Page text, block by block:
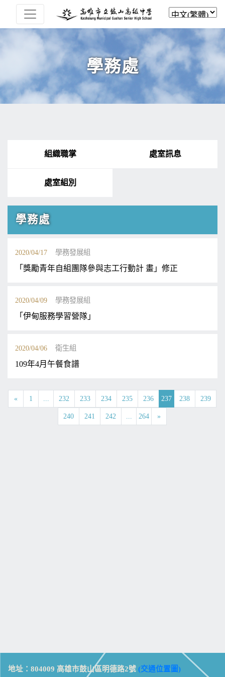
學務處
組織職掌 處室訊息
處室組別
學務處
2020/04/17 學務發展組
「獎勵青年自組團隊參與志工行動計 畫」修正
2020/04/09 學務發展組
「伊甸服務學習營隊」
2020/04/06 衛生組
109年4月午餐食譜
« 1 ... 232 233 234 235 236 237 238 239
240 241 242 ... 264 »
地址：804009 高雄市鼓山區明德路2號 (交通位置圖)